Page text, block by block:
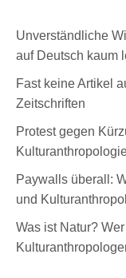
Unverständliche
auf Deutsch kaum
Fast keine Artikel
Zeitschriften
Protest gegen
Paywalls überall:
und
Was ist Natur?